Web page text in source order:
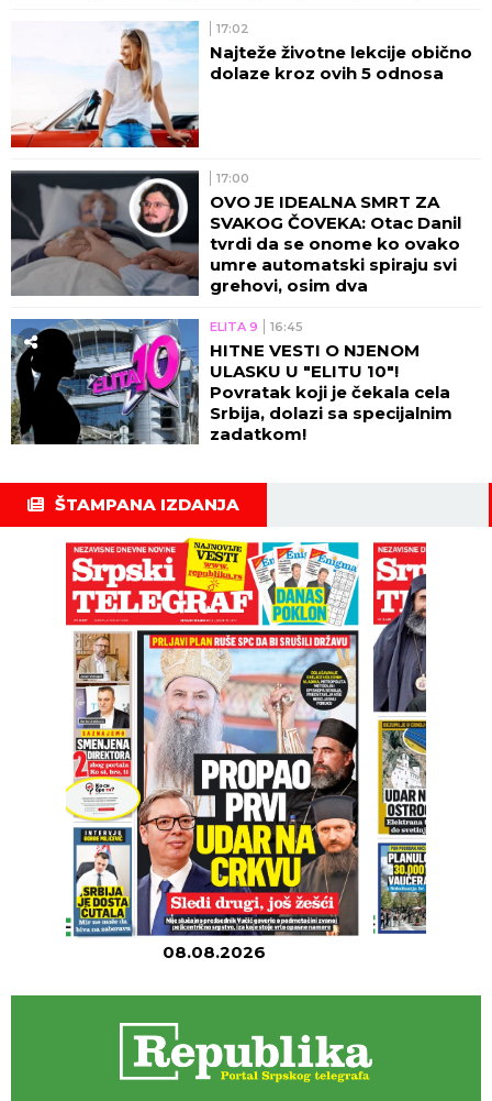
17:02
Najteže životne lekcije obično
dolaze kroz ovih 5 odnosa
17:00
OVO JE IDEALNA SMRT ZA
SVAKOG ČOVEKA: Otac Danil
tvrdi da se onome ko ovako
umre automatski spiraju svi
grehovi, osim dva
ELITA 9 16:45
HITNE VESTI O NJENOM
ULASKU U "ELITU 10"!
Povratak koji je čekala cela
Srbija, dolazi sa specijalnim
zadatkom!
ŠTAMPANA IZDANJA
08.08.2026